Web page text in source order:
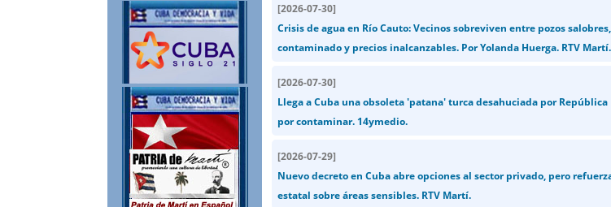
[2026-07-30]
Crisis de agua en Río Cauto: Vecinos sobreviven entre pozos
contaminado y precios inalcanzables. Por Yolanda Huerga. RTV Martí.
[2026-07-30]
Llega a Cuba una obsoleta 'patana' turca desahuciada por
por contaminar. 14ymedio.
[2026-07-29]
Nuevo decreto en Cuba abre opciones al sector privado, pero
estatal sobre áreas sensibles. RTV Martí.